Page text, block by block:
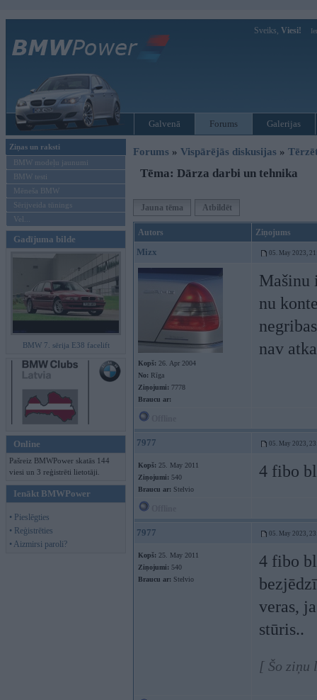
Sveiks, Viesi!
Galvenā Forums Galerijas
Ziņas un raksti
BMW modeļu jaunumi
BMW testi
Mēneša BMW
Sērijveida tūnings
Vel...
Gadījuma bilde
BMW 7. sērija E38 facelift
Online
Pašreiz BMWPower skatās 144
viesi un 3 reģistrēti lietotāji.
Ienākt BMWPower
• Pieslēgties
• Reģistrēties
• Aizmirsi paroli?
Forums » Vispārējās diskusijas »
Tēma: Dārza darbi un tehnika
Jauna tēma Atbildēt
Autors Ziņojums
Mizx 05. May 2023,
Kopš: 26. Apr 2004
No: Rīga
Ziņojumi: 7778
Braucu ar:
Mašinu
nu
nav
7977 05. May 2023,
Kopš: 25. May 2011
Ziņojumi: 540
Braucu ar: Stelvio
4 fibo
7977 05. May 2023,
Kopš: 25. May 2011
Ziņojumi: 540
Braucu ar: Stelvio
4 fibo
veras,
stūris..
[ Šo ziņu